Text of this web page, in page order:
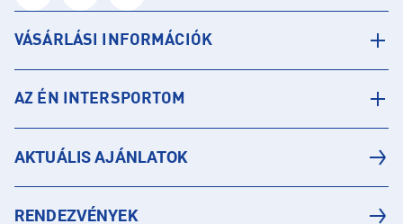
VÁSÁRLÁSI INFORMÁCIÓK
AZ ÉN INTERSPORTOM
AKTUÁLIS AJÁNLATOK
RENDEZVÉNYEK